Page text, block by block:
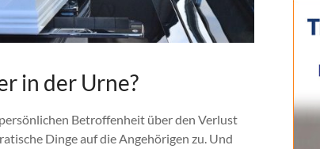
in der Urne?
Betroffenheit über den Verlust
Dinge auf die Angehörigen zu. Und